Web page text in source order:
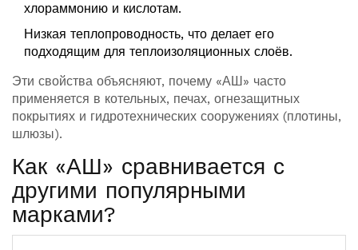
хлораммонию и кислотам.
Низкая теплопроводность, что делает его
подходящим для теплоизоляционных слоёв.
Эти свойства объясняют, почему «АШ» часто
применяется в котельных, печах, огнезащитных
покрытиях и гидротехнических сооружениях (плотины,
шлюзы).
Как «АШ» сравнивается с
другими популярными
марками?